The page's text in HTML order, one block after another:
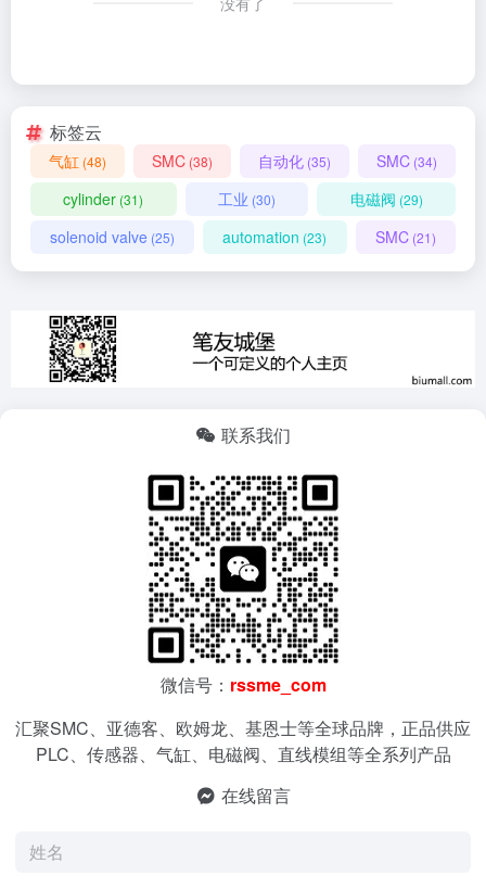
标签云
气缸 (48) SMC (38) 自动化 (35) SMC (34)
cylinder (31) 工业 (30) 电磁阀 (29)
solenoid valve (25) automation (23) SMC(21)
联系我们
微信号： rssme_com
汇聚SMC、亚德客、欧姆龙、基恩士等全球品牌，正品供应
PLC、传感器、气缸、电磁阀、直线模组等全系列产品
在线留言